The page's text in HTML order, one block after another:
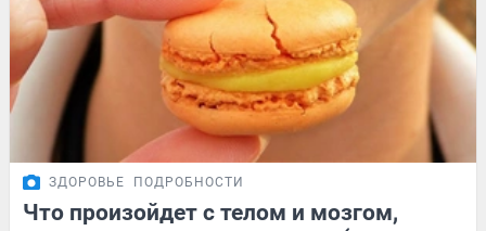
ЗДОРОВЬЕ ПОДРОБНОСТИ
Что произойдет с телом и мозгом,